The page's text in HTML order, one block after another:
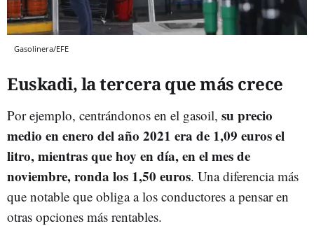
Gasolinera/EFE
Euskadi, la tercera que más crece
Por ejemplo, centrándonos en el gasoil, su precio
medio en enero del año 2021 era de 1,09 euros el
litro, mientras que hoy en día, en el mes de
noviembre, ronda los 1,50 euros. Una diferencia más
que notable que obliga a los conductores a pensar en
otras opciones más rentables.